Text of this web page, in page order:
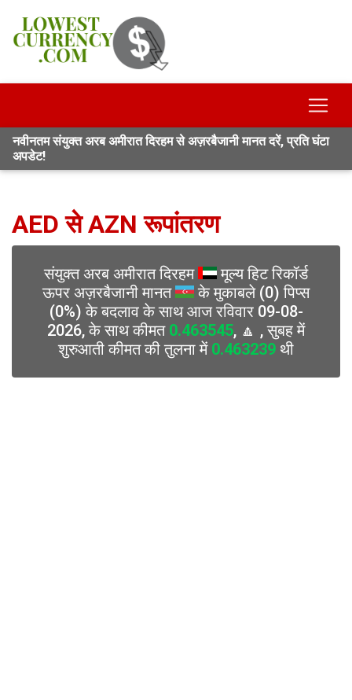
नवीनतम संयुक्त अरब अमीरात दिरहम से अज़रबैजानी मानत दरें, प्रति घंटा
अपडेट!
AED से AZN रूपांतरण
संयुक्त अरब अमीरात दिरहम
मूल्य हिट रिकॉर्ड
ऊपर अज़रबैजानी मानत
के मुकाबले (0) पिप्स
(0%) के बदलाव के साथ आज रविवार 09-08-
2026, के साथ कीमत 0.463545, 🔼 , सुबह में
शुरुआती कीमत की तुलना में 0.463239 थी